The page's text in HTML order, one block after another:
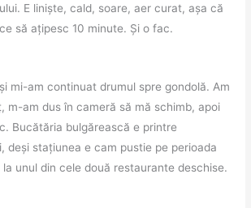
E liniște, cald, soare, aer curat, așa că
să ațipesc 10 minute. Și o fac.
mi-am continuat drumul spre gondolă. Am
m-am dus în cameră să mă schimb, apoi
Bucătăria bulgărească e printre
deși stațiunea e cam pustie pe perioada
unul din cele două restaurante deschise.